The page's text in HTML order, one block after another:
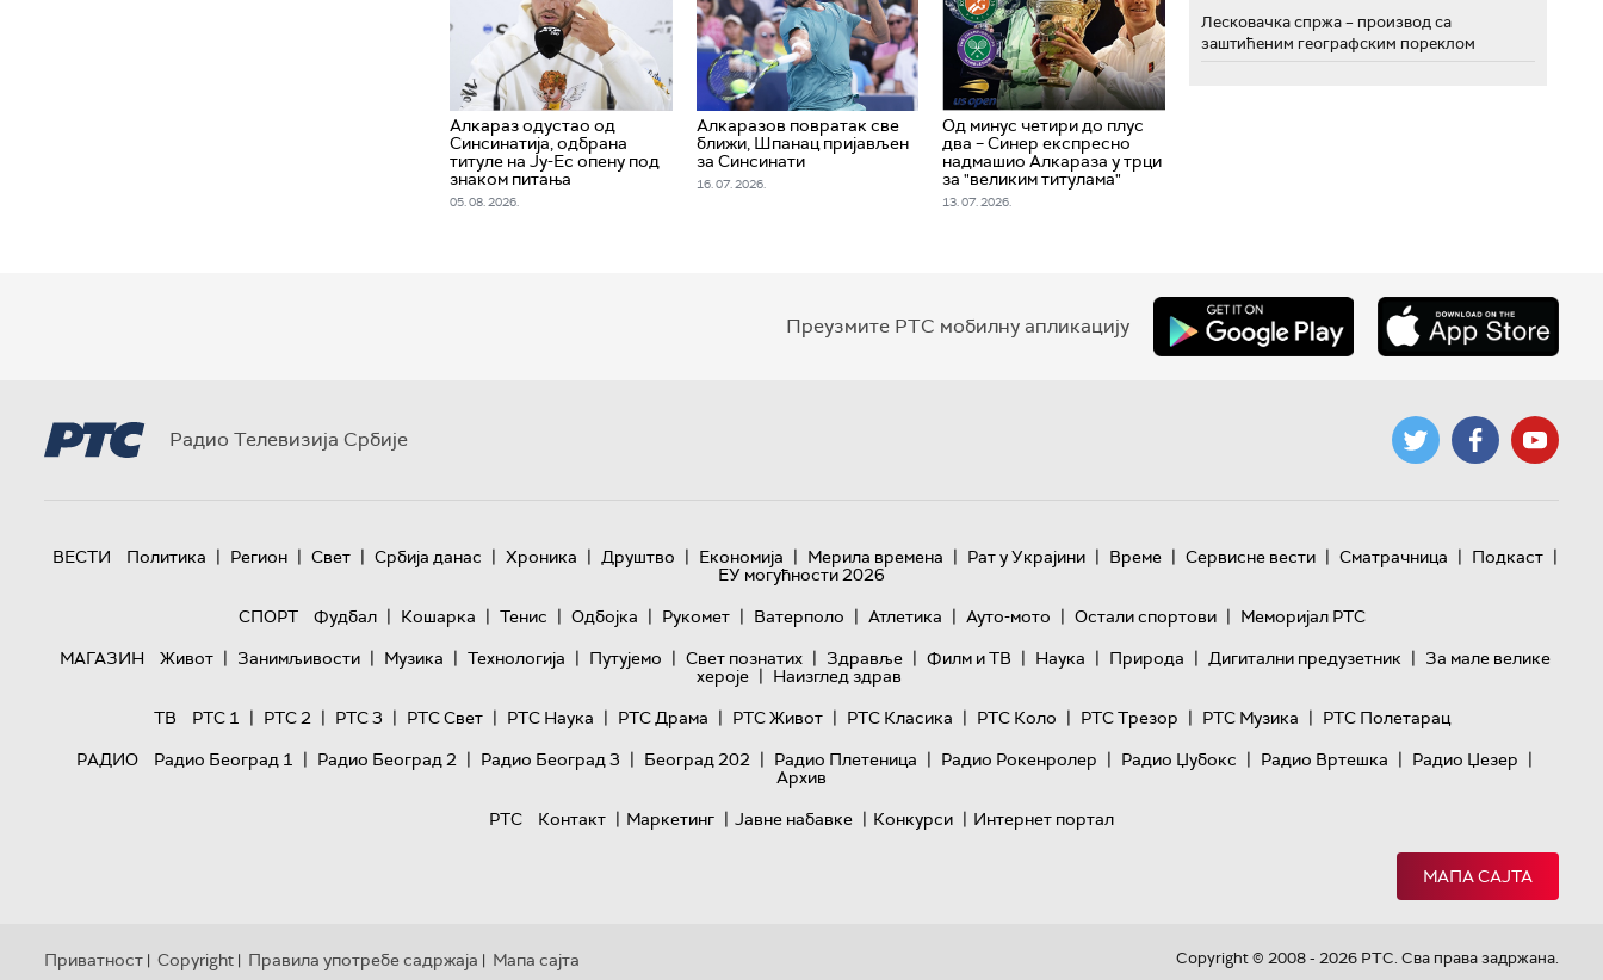
Алкараз одустао од
Синсинатија, одбрана
титуле на Ју-Ес опену под
знаком питања
05. 08. 2026.
Алкаразов повратак све
ближи, Шпанац пријављен
за Синсинати
16. 07. 2026.
Од минус четири до плус
два – Синер експресно
надмашио Алкараза у трци
за "великим титулама"
13. 07. 2026.
Лесковачка спржа – производ са
заштићеним географским пореклом
Преузмите РТС мобилну апликацију
Радио Телевизија Србије
ВЕСТИ Политика | Регион | Свет | Србија данас | Хроника | Друштво | Економија | Мерила времена | Рат у Украјини | Време | Сервисне вести | Сматрачница | Подкаст |
ЕУ могућности 2026
СПОРТ
Фудбал | Кошарка | Тенис | Одбојка | Рукомет | Ватерполо | Атлетика | Ауто-мото | Остали спортови | Меморијал РТС
МАГАЗИН
Живот | Занимљивости | Музика | Технологијa | Путујемо | Свет познатих | Здравље | Филм и ТВ | Наука | Природа | Дигитални предузетник | За мале велике
хероје | Наизглед здрав
ТВ
РТС 1 | РТС 2 | РТС 3 | РТС Свет | РТС Наука | РТС Драма | РТС Живот | РТС Класика | РТС Коло | РТС Трезор | РТС Музика | РТС Полетарац
РАДИО
Радио Београд 1 | Радио Београд 2 | Радио Београд 3 | Београд 202 | Радио Плетеница | Радио Рокенролер | Радио Џубокс | Радио Вртешка | Радио Џезер |
Архив
РТС
Контакт | Маркетинг | Јавне набавке | Конкурси | Интернет портал
МАПА САЈТА
Приватност | Copyright | Правила употребе садржаја | Мапа сајта Copyright © 2008 - 2026 РТС. Сва права задржана.